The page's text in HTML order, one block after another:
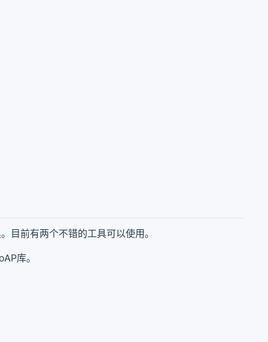
目前有两个不错的工具可以使用。
库。